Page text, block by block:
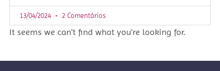
13/04/2024 2 Comentários
It seems we can't find what you're looking for.